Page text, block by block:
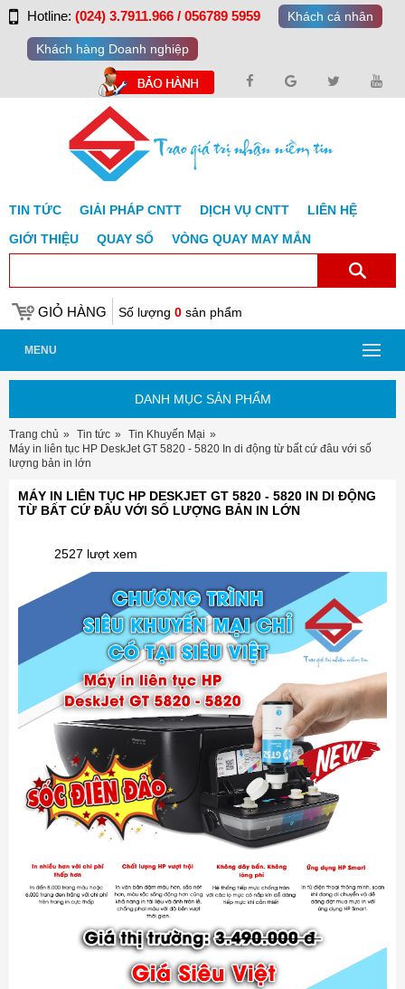
Hotline: (024) 3.7911.966 / 056789 5959 Khách cá nhân
Khách hàng Doanh nghiệp
TIN TỨC GIẢI PHÁP CNTT DỊCH VỤ CNTT
LIÊN HỆ
GIỚI THIỆU
QUAY SỐ VÒNG QUAY MAY MẮN
GIỎ HÀNG Số lượng 0 sản phẩm
MENU
DANH MỤC SẢN PHẨM
Trang chủ Tin tức
Tin Khuyến Mại
Máy in liên tục HP DeskJet GT 5820 - 5820 In di động từ bất cứ đâu với số
lượng bản in lớn
MÁY IN LIÊN TỤC HP DESKJET GT 5820 - 5820 IN DI ĐỘNG
TỪ BẤT CỨ ĐÂU VỚI SỐ LƯỢNG BẢN IN LỚN
2527 lượt xem